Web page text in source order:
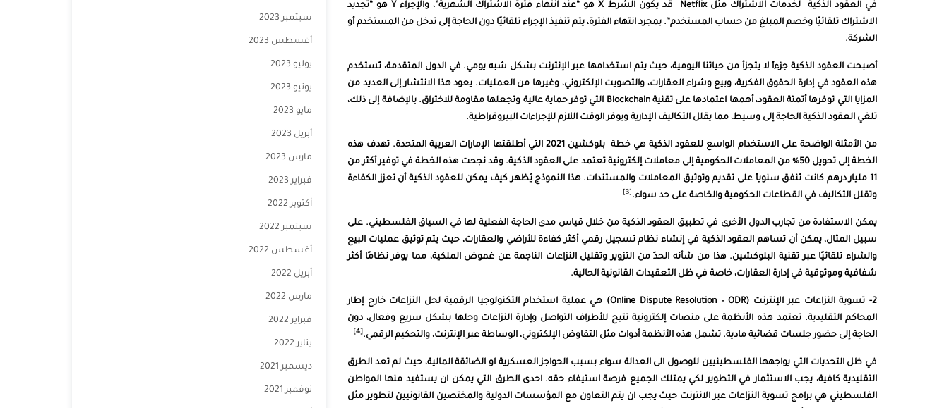
في العقود الذكية لخدمات الاشتراك مثل Netflix قد يكون الشرط X هو “عند انتهاء فترة الاشتراك الشهرية”، والإجراء Y هو “تجديد
الاشتراك تلقائيًا وخصم المبلغ من حساب المستخدم”. بمجرد انتهاء الفترة، يتم تنفيذ الإجراء تلقائيًا دون الحاجة إلى تدخل من المستخدم أو
الشركة.
أصبحت العقود الذكية جزءاً لا يتجزأ من حياتنا اليومية، حيث يتم استخدامها عبر الإنترنت بشكل شبه يومي. في الدول المتقدمة، تُستخدم
هذه العقود في إدارة الحقوق الفكرية، وبيع وشراء العقارات، والتصويت الإلكتروني، وغيرها من العمليات. يعود هذا الانتشار إلى العديد من
المزايا التي توفرها أتمتة العقود، أهمها اعتمادها على تقنية Blockchain التي توفر حماية عالية وتجعلها مقاومة للاختراق. بالإضافة إلى ذلك،
تلغي العقود الذكية الحاجة إلى وسيط، مما يقلل التكاليف الإدارية ويوفر الوقت اللازم للإجراءات البيروقراطية.
من الأمثلة الواضحة على الاستخدام الواسع للعقود الذكية هي خطة بلوكشين 2021 التي أطلقتها الإمارات العربية المتحدة. تهدف هذه
الخطة إلى تحويل 50% من المعاملات الحكومية إلى معاملات إلكترونية تعتمد على العقود الذكية. وقد نجحت هذه الخطة في توفير أكثر من
11 مليار درهم كانت تُنفق سنوياً على تقديم وتوثيق المعاملات والمستندات. هذا النموذج يُظهر كيف يمكن للعقود الذكية أن تعزز الكفاءة
وتقلل التكاليف في القطاعات الحكومية والخاصة على حد سواء. [3]
يمكن الاستفادة من تجارب الدول الأخرى في تطبيق العقود الذكية من خلال قياس مدى الحاجة الفعلية لها في السياق الفلسطيني. على
سبيل المثال، يمكن أن تساهم العقود الذكية في إنشاء نظام تسجيل رقمي أكثر كفاءة للأراضي والعقارات، حيث يتم توثيق عمليات البيع
والشراء تلقائيًا عبر تقنية البلوكشين. هذا من شأنه الحدّ من التزوير وتقليل النزاعات الناجمة عن غموض الملكية، مما يوفر نظامًا أكثر
شفافية وموثوقية في إدارة العقارات، خاصة في ظل التعقيدات القانونية الحالية.
2- تسوية النزاعات عبر الإنترنت (Online Dispute Resolution – ODR)
هي عملية استخدام التكنولوجيا الرقمية لحل النزاعات خارج إطار
المحاكم التقليدية. تعتمد هذه الأنظمة على منصات إلكترونية تتيح للأطراف التواصل وإدارة النزاعات وحلها بشكل سريع وفعال، دون
الحاجة إلى حضور جلسات قضائية مادية. تشمل هذه الأنظمة أدوات مثل التفاوض الإلكتروني، الوساطة عبر الإنترنت، والتحكيم الرقمي. [4]
في ظل التحديات التي يواجهها الفلسطينيين للوصول الى العدالة سواء بسبب الحواجز العسكرية او الضائقة المالية، حيث لم تعد الطرق
التقليدية كافية، يجب الاستثمار في التطوير لكي يمتلك الجميع فرصة استيفاء حقه. احدى الطرق التي يمكن ان يستفيد منها المواطن
الفلسطيني هي برامج تسوية النزاعات عبر الانترنت حيث يجب ان يتم التعاون مع المؤسسات الدولية والمختصين القانونيين لتطوير مثل
سبتمبر 2023
أغسطس 2023
يوليو 2023
يونيو 2023
مايو 2023
أبريل 2023
مارس 2023
فبراير 2023
أكتوبر 2022
سبتمبر 2022
أغسطس 2022
أبريل 2022
مارس 2022
فبراير 2022
يناير 2022
ديسمبر 2021
نوفمبر 2021